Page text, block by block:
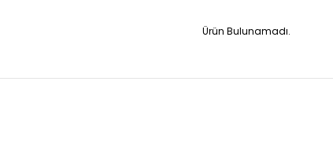
Ürün Bulunamadı.